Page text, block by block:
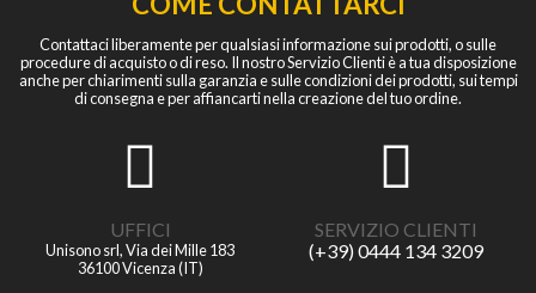
Contattaci liberamente per qualsiasi informazione sui prodotti, o sulle
procedure di acquisto o di reso. Il nostro Servizio Clienti è a tua disposizione
anche per chiarimenti sulla garanzia e sulle condizioni dei prodotti, sui tempi
di consegna e per affiancarti nella creazione del tuo ordine.
UFFICI
Unisono srl, Via dei Mille 183
36100 Vicenza (IT)
SERVIZIO CLIENTI
(+39) 0444 134 3209